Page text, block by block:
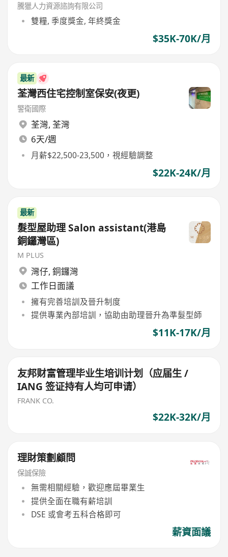
騰獵人力資源諮詢有限公司
雙糧, 季度獎金, 年終獎金
$35K-70K/月
最新
荃灣西住宅控制室保安(夜更)
警衛國際
荃灣, 荃灣
6天/週
月薪$22,500-23,500，視經驗調整
$22K-24K/月
最新
髮型屋助理 Salon assistant(港島
銅鑼灣區)
M PLUS
灣仔, 銅鑼灣
工作日面議
擁有完善培訓及晉升制度
提供專業內部培訓，協助由助理晉升為準髮型師
$11K-17K/月
友邦财富管理毕业生培训计划（应届生 /
IANG 签证持有人均可申请）
FRANK CO.
$22K-32K/月
理財策劃顧問
保誠保險
無需相關經驗，歡迎應屆畢業生
提供全面在職有薪培訓
DSE 或會考五科合格即可
薪資面議